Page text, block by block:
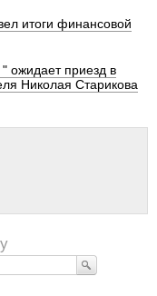
итоги финансовой
ожидает приезд в
Николая Старикова